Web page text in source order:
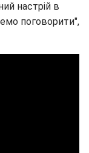
настрій в
поговорити",